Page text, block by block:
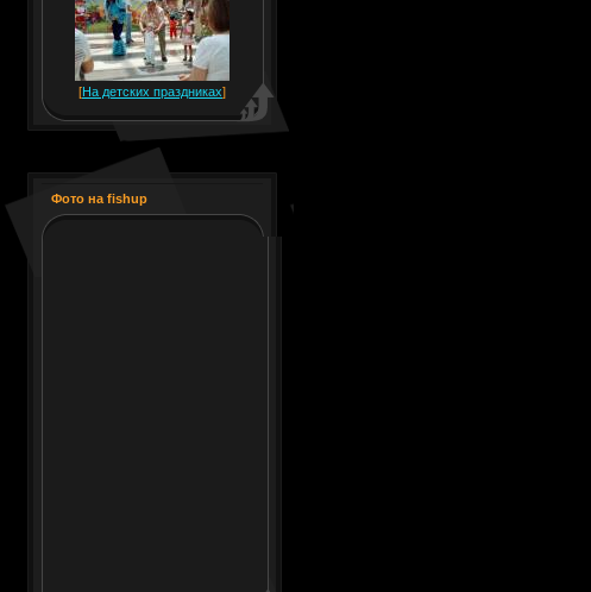
[На детских праздниках]
Фото на fishup